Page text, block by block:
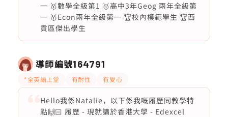
一 🥇數學全級第1 🥇高中3年Geog 兩年全級第
一 🥇Econ兩年全級第一 🏆校內模範學生 🏆西
貢區傑出學生
導師編號164791
*全英語上堂 有耐性 有愛心
Hello我係Natalie，以下係我嘅履歷同教學特
點🙌🏻 履歷 - 現就讀於香港大學 - Edexcel